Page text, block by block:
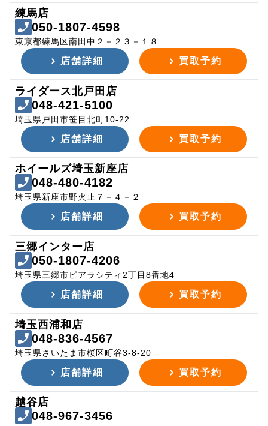
練馬店
050-1807-4598
東京都練馬区南田中２－２３－１８
店舗詳細 買取予約
ライダース北戸田店
048-421-5100
埼玉県戸田市笹目北町10-22
店舗詳細 買取予約
ホイールズ埼玉新座店
048-480-4182
埼玉県新座市野火止７－４－２
店舗詳細 買取予約
三郷インター店
050-1807-4206
埼玉県三郷市ピアラシティ2丁目8番地4
店舗詳細 買取予約
埼玉西浦和店
048-836-4567
埼玉県さいたま市桜区町谷3-8-20
店舗詳細 買取予約
越谷店
048-967-3456